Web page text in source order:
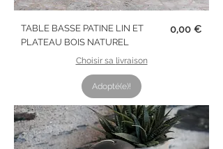
TABLE BASSE PATINE LIN ET
PLATEAU BOIS NATUREL
Prix
0,00 €
Choisir sa livraison
Adopté(e)!